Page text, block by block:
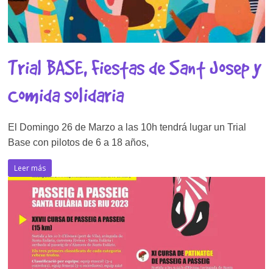
Trial BASE, Fiestas de Sant Josep y
Comida solidaria
El Domingo 26 de Marzo a las 10h tendrá lugar un Trial
Base con pilotos de 6 a 18 años,
Leer más